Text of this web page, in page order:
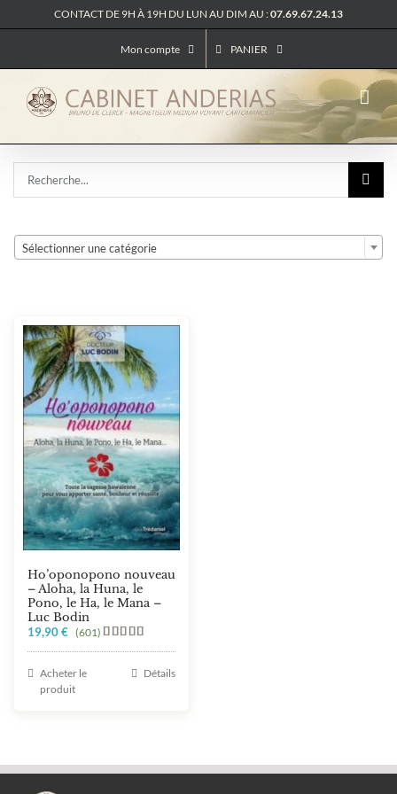
au
CONTACT DE 9H À 19H DU LUN AU DIM AU :07.69.67.24.13
Mon compte PANIER
Sélectionner une catégorie
Ho’oponopono nouveau
– Aloha, la Huna, le
Pono, le Ha, le Mana –
Luc Bodin
Note5.00
19,90€ (601)
Acheter le
produit
Détails